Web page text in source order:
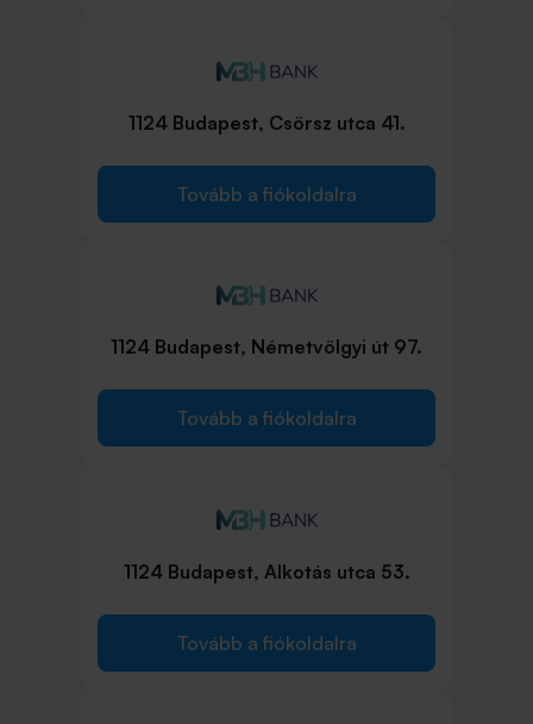
1124 Budapest, Csörsz utca 41.
Tovább a fiókoldalra
1124 Budapest, Németvölgyi út 97.
Tovább a fiókoldalra
1124 Budapest, Alkotás utca 53.
Tovább a fiókoldalra